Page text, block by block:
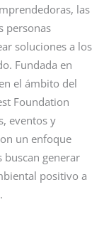
las
personas
soluciones a los
Fundada en
el ámbito del
Foundation
eventos y
un enfoque
buscan generar
positivo a